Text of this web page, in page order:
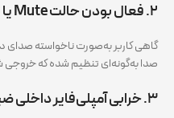
۲. فعال بودن حالت Mute یا تنظیمات اشتباه
صدا به‌گونه‌ای تنظیم شده که
۳. خرابی آمپلی‌فایر داخلی ضبط